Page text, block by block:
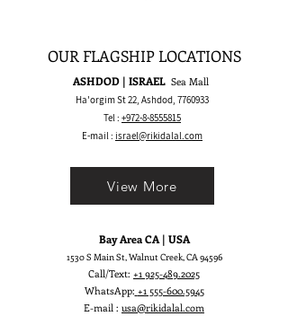
OUR FLAGSHIP LOCATIONS
ASHDOD | ISRAEL Sea Mall
Ha'orgim St 22, Ashdod, 7760933
Tel : +972-8-8555815
E-mail : israel@rikidalal.com
Bay Area CA | USA
1530 S Main St, Walnut Creek, CA 94596
Call/Text: +1 925-489.2025
WhatsApp: +1 555-600.5945
E-mail : usa@rikidalal.com
View More